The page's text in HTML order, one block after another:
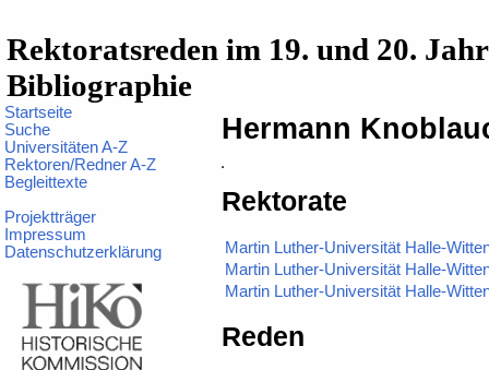
Rektoratsreden im 19. und 20.
Bibliographie
Startseite
Suche
Universitäten A-Z
Rektoren/Redner A-Z
Begleittexte
Projektträger
Impressum
Datenschutzerklärung
Hermann
Rektorate
Martin Luther-Universität Halle-
Martin Luther-Universität Halle-
Martin Luther-Universität Halle-
Reden